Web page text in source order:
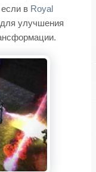
если в Royal
улучшения